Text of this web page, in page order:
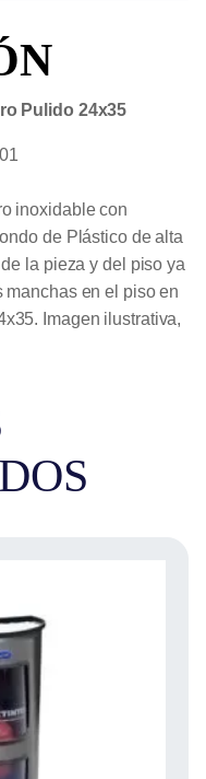
Pulido 24x35
inoxidable con
de Plástico de alta
la pieza y del piso ya
en el piso en
Imagen ilustrativa,